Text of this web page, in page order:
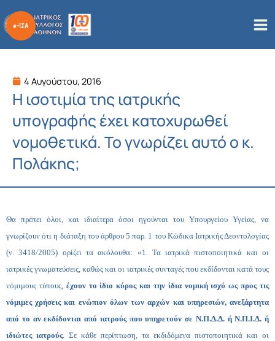
στο
περιεχόμενο
4 Αυγούστου, 2016
Η ισοτιμία της ιατρικής
υπογραφής έχει κατοχυρωθεί
νομοθετικά. Το γνωρίζει αυτό ο κ.
Πολάκης;
Θα πρέπει όλοι, και ιδιαίτερα όσοι ηγούνται του Υπουργείου Υγείας, να
γνωρίζουν ότι η διάταξη του άρθρου 5 παρ. 1 του Κώδικα Ιατρικής Δεοντολογίας
(ν. 3418/2005) ορίζει τα ακόλουθα: «1. Τα ιατρικά πιστοποιητικά και οι
ιατρικές γνωματεύσεις, καθώς και οι ιατρικές συνταγές που εκδίδονται κατά τους
νόμιμους τύπους, έχουν το ίδιο κύρος και την ίδια νομική ισχύ ως προς τις
νόμιμες χρήσεις και ενώπιον όλων των αρχών και υπηρεσιών, ανεξάρτητα
από το αν εκδίδονται από ιατρούς που υπηρετούν σε Ν.Π.Δ.Δ. ή Ν.Π.Ι.Δ. ή
ιδιώτες ιατρούς. Σε κάθε περίπτωση, τα εκδιδόμενα πιστοποιητικά και οι